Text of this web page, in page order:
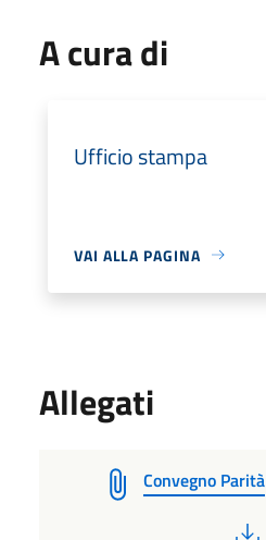
A cura di
Ufficio stampa
VAI ALLA PAGINA
Allegati
Convegno Parità